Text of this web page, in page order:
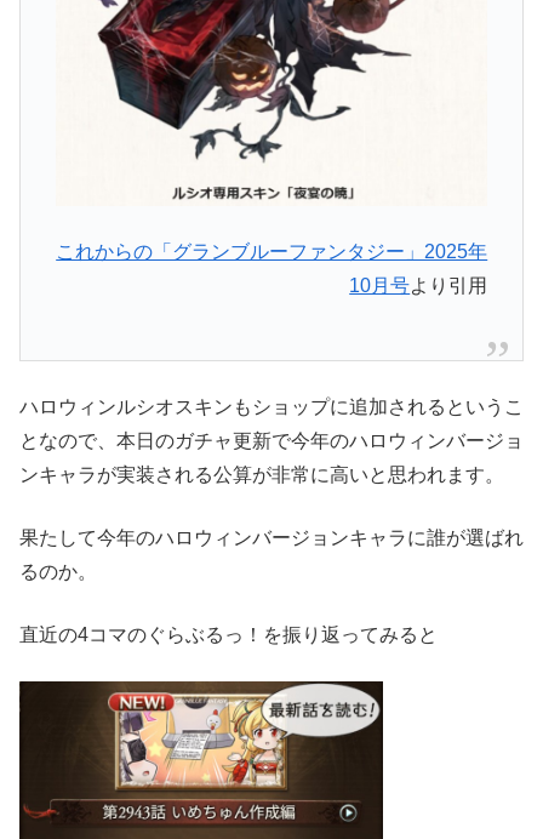
これからの「グランブルーファンタジー」2025年
10月号より引用
ハロウィンルシオスキンもショップに追加されるというこ
となので、本日のガチャ更新で今年のハロウィンバージョ
ンキャラが実装される公算が非常に高いと思われます。
果たして今年のハロウィンバージョンキャラに誰が選ばれ
るのか。
直近の4コマのぐらぶるっ！を振り返ってみると